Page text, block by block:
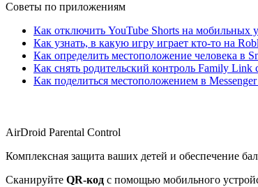
Советы по приложениям
Как отключить YouTube Shorts на мобильных
Как узнать, в какую игру играет кто-то на
Как определить местоположение человека в
Как снять родительский контроль Family Link
Как поделиться местоположением в
AirDroid Parental Control
Комплексная защита ваших детей и обеспечение
Сканируйте QR-код с помощью мобильного